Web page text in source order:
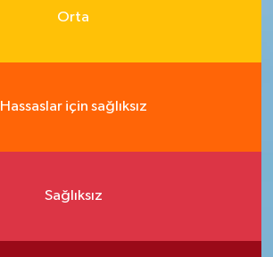
Orta
Hassaslar için sağlıksız
Sağlıksız